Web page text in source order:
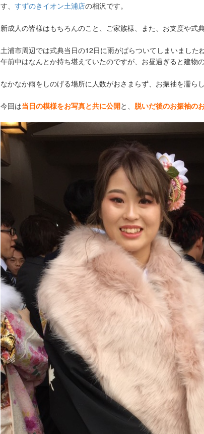
す、 すずのきイオン土浦店の相沢です。
新成人の皆様はもちろんのこと、ご家族様、また、お支度や式
土浦市周辺では式典当日の12日に雨がぱらついてしまいましたね
午前中はなんとか持ち堪えていたのですが、お昼過ぎると建物
なかなか雨をしのげる場所に人数がおさまらず、お振袖を濡ら
今回は当日の模様をお写真と共に公開と、 脱いだ後のお振袖の